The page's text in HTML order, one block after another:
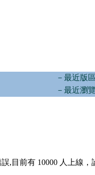
－最近版
－最近瀏
,目前有 10000 人上線